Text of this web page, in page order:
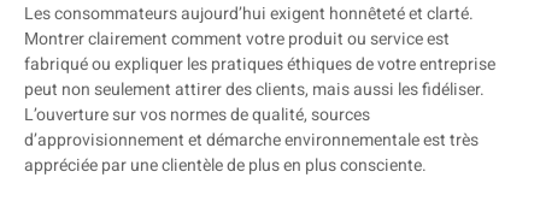
Les consommateurs aujourd’hui exigent honnêteté et clarté.
Montrer clairement comment votre produit ou service est
fabriqué ou expliquer les pratiques éthiques de votre entreprise
peut non seulement attirer des clients, mais aussi les fidéliser.
L’ouverture sur vos normes de qualité, sources
d’approvisionnement et démarche environnementale est très
appréciée par une clientèle de plus en plus consciente.